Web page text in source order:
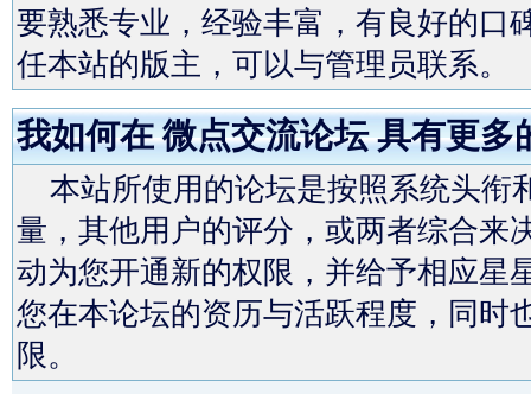
要熟悉专业，经验丰富，有良好的口
任本站的版主，可以与管理员联系。
我如何在 微点交流论坛 具有更多
本站所使用的论坛是按照系统头衔
量，其他用户的评分，或两者综合来
动为您开通新的权限，并给予相应星
您在本论坛的资历与活跃程度，同时
限。